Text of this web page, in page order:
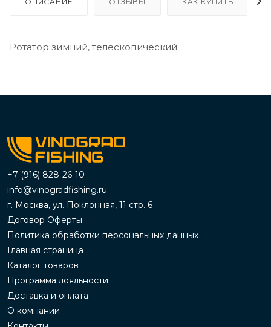
Ротатор зимний, телескопический
+7 (916) 828-26-10
info@vinogradfishing.ru
г. Москва, ул. Поклонная, 11 стр. 6
Договор Оферты
Политика обработки персональных данных
Главная страница
Каталог товаров
Программа лояльности
Доставка и оплата
О компании